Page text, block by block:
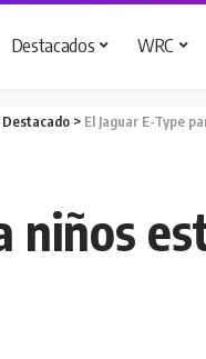
Destacados WRC
Destacado > El Jaguar E-Type
niños